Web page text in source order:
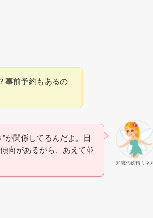
事前予約もあるの
知恵の妖精ミネ
が関係してるんだよ。日
向があるから、あえて並